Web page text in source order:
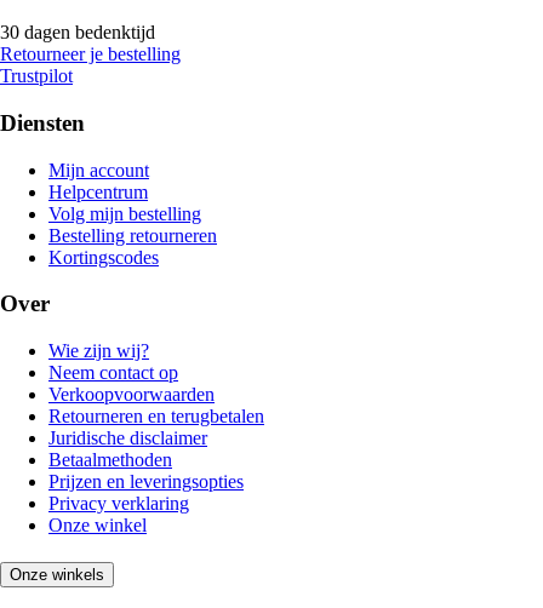
30 dagen bedenktijd
Retourneer je bestelling
Trustpilot
Diensten
Mijn account
Helpcentrum
Volg mijn bestelling
Bestelling retourneren
Kortingscodes
Over
Wie zijn wij?
Neem contact op
Verkoopvoorwaarden
Retourneren en terugbetalen
Juridische disclaimer
Betaalmethoden
Prijzen en leveringsopties
Privacy verklaring
Onze winkel
Onze winkels